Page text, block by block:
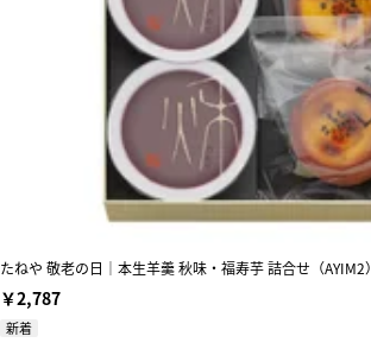
たねや 敬老の日｜本生羊羹 秋味・福寿芋 詰合せ（AYIM2）
￥2,787
新着